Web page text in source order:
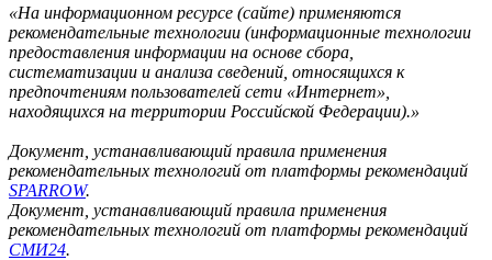
«На информационном ресурсе (сайте) применяются
рекомендательные технологии (информационные технологии
предоставления информации на основе сбора,
систематизации и анализа сведений, относящихся к
предпочтениям пользователей сети «Интернет»,
находящихся на территории Российской Федерации).»
Документ, устанавливающий правила применения
рекомендательных технологий от платформы рекомендаций
SPARROW.
Документ, устанавливающий правила применения
рекомендательных технологий от платформы рекомендаций
СМИ24.